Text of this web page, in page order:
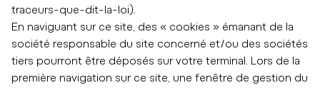
traceurs-que-dit-la-loi).
En naviguant sur ce site, des « cookies » émanant de la
société responsable du site concerné et/ou des sociétés
tiers pourront être déposés sur votre terminal. Lors de la
première navigation sur ce site, une fenêtre de gestion du